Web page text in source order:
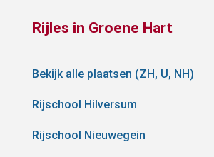
Rijles in Groene Hart
Bekijk alle plaatsen (ZH, U, NH)
Rijschool Hilversum
Rijschool Nieuwegein